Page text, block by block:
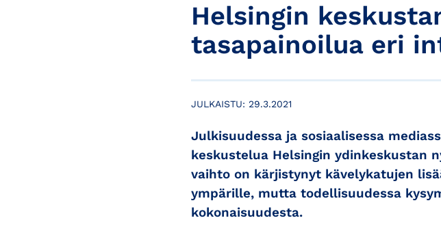
Helsingin
tasapainoilua eri
JULKAISTU: 29.3.2021
Julkisuudessa ja sosiaalisessa
keskustelua Helsingin ydinkeskustan
vaihto on kärjistynyt kävelykatujen
ympärille, mutta todellisuudessa
kokonaisuudesta.